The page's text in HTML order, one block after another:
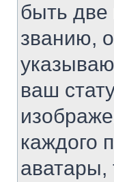
быть две
званию,
ваш
каждого
аватары,